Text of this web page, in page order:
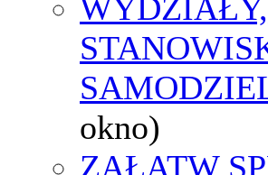
okno)
ZAŁATW